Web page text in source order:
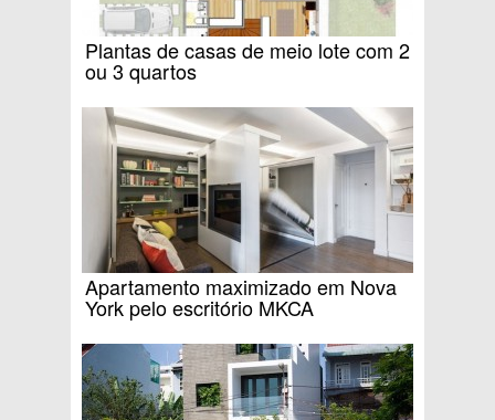
Plantas de casas de meio lote com 2
ou 3 quartos
Apartamento maximizado em Nova
York pelo escritório MKCA